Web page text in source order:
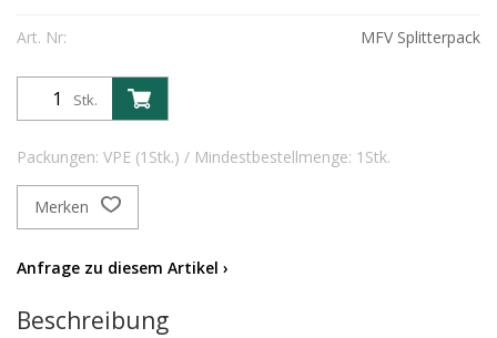
Art. Nr: MFV Splitterpack
Stk.
Packungen: VPE (1Stk.) / Mindestbestellmenge: 1Stk.
Merken
Anfrage zu diesem Artikel ›
Beschreibung